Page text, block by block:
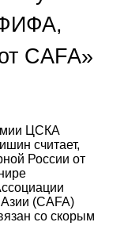
CAFA»
ЦСКА
считает,
России от
(CAFA)
со скорым